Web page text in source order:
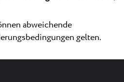
abweichende
gelten.